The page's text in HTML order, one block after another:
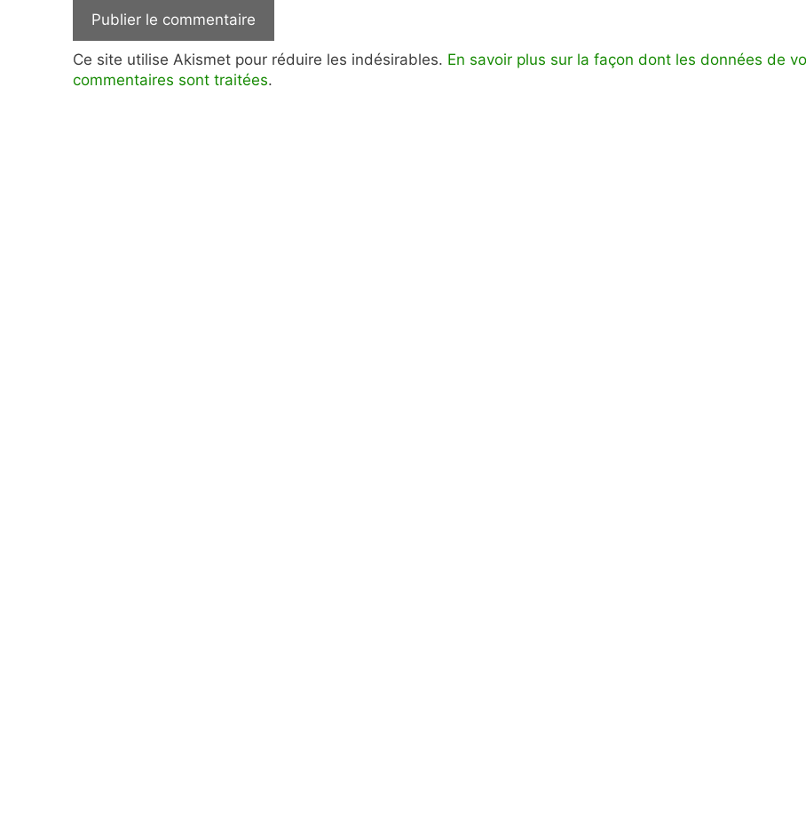
Ce site utilise Akismet pour réduire les indésirables. En savoir plus sur la façon dont les données de
commentaires sont traitées.